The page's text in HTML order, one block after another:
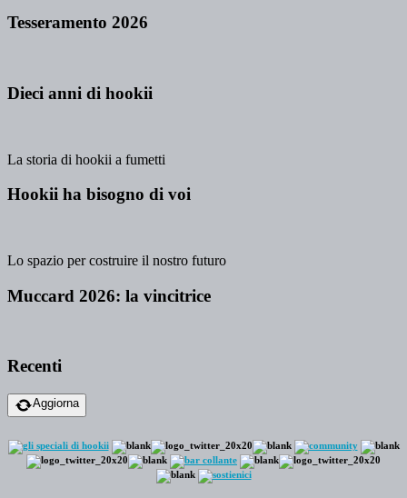
Tesseramento 2026
Dieci anni di hookii
La storia di hookii a fumetti
Hookii ha bisogno di voi
Lo spazio per costruire il nostro futuro
Muccard 2026: la vincitrice
Recenti
Aggiorna